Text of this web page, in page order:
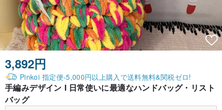
3,892円
Pinkoi 指定便-5,000円以上購入で送料無料&関税ゼロ!
手編みデザイン I 日常使いに最適なハンドバッグ・リスト
バッグ